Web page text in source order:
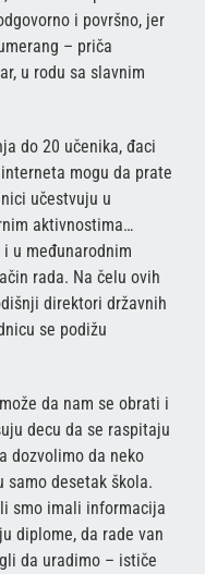
i površno, jer
– priča
u rodu sa slavnim
do 20 učenika, đaci
mogu da prate
učestvuju u
aktivnostima…
u međunarodnim
rada. Na čelu ovih
direktori državnih
se podižu
da nam se obrati i
decu da se raspitaju
dozvolimo da neko
samo desetak škola.
smo imali informacija
diplome, da rade van
da uradimo – ističe